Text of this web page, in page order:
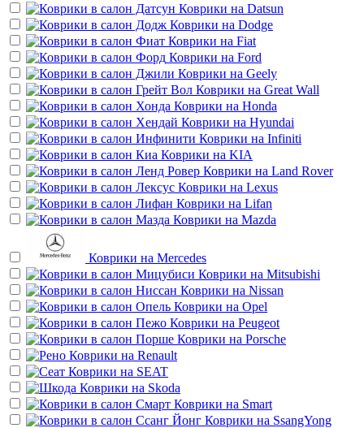
Коврики на Datsun
Коврики на Dodge
Коврики на Fiat
Коврики на Ford
Коврики на Geely
Коврики на Great Wall
Коврики на Honda
Коврики на Hyundai
Коврики на Infiniti
Коврики на KIA
Коврики на Land Rover
Коврики на Lexus
Коврики на Lifan
Коврики на Mazda
Коврики на Mercedes
Коврики на Mitsubishi
Коврики на Nissan
Коврики на Opel
Коврики на Peugeot
Коврики на Porsche
Коврики на Renault
Коврики на SEAT
Коврики на Skoda
Коврики на Smart
Коврики на SsangYong